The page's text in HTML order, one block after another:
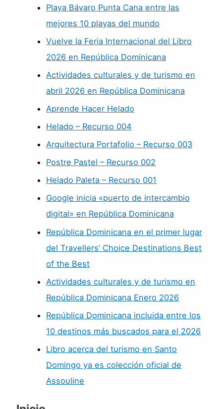
Playa Bávaro Punta Cana entre las
mejores 10 playas del mundo
Vuelve la Feria Internacional del Libro
2026 en República Dominicana
Actividades culturales y de turismo en
abril 2026 en República Dominicana
Aprende Hacer Helado
Helado – Recurso 004
Arquitectura Portafolio – Recurso 003
Postre Pastel – Recurso 002
Helado Paleta – Recurso 001
Google inicia «puerto de intercambio
digital» en República Dominicana
República Dominicana en el primer lugar
del Travellers’ Choice Destinations Best
of the Best
Actividades culturales y de turismo en
República Dominicana Enero 2026
República Dominicana incluida entre los
10 destinos más buscados para el 2026
Libro acerca del turismo en Santo
Domingo ya es colección oficial de
Assouline